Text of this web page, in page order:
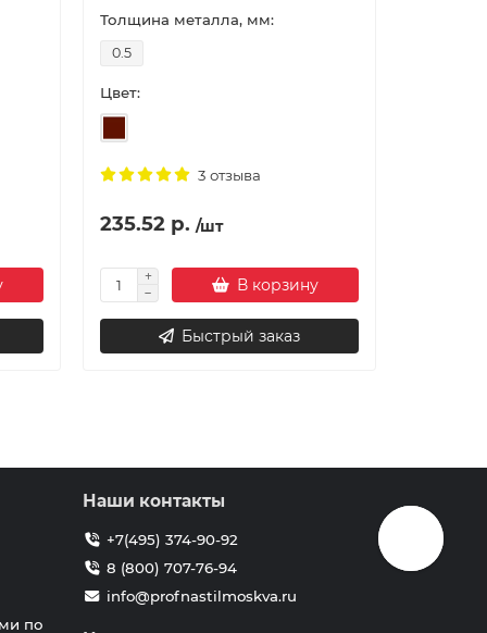
Толщина металла, мм:
0.5
Цвет:
3 отзыва
235.52 р. /шт
В корзину
Быстрый заказ
по
Наши контакты
+7(495) 374-90-92
8 (800) 707-76-94
info@profnastilmoskva.ru